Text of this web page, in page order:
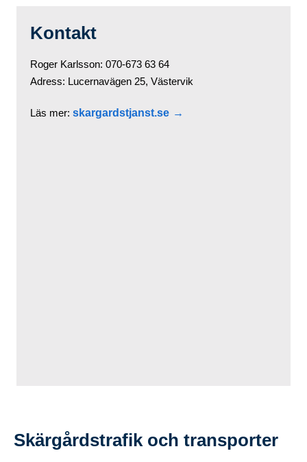
Kontakt
Roger Karlsson: 070-673 63 64
Adress: Lucernavägen 25, Västervik
Läs mer: skargardstjanst.se
Skärgårdstrafik och transporter